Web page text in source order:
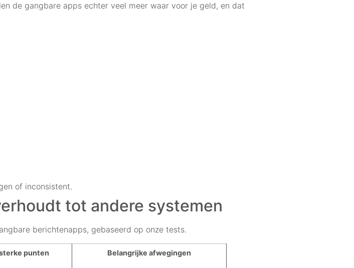
de gangbare apps echter veel meer waar voor je geld, en dat
of inconsistent.
tot andere systemen
berichtenapps, gebaseerd op onze tests.
punten Belangrijke afwegingen